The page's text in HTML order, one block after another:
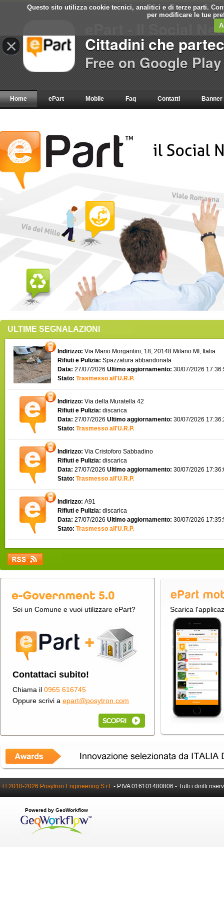
Questo sito utilizza cookie tecnici, analitici e di terze parti.
per modificare le tue
Home ePart Mobile Faq Contatti Banner
ULTIME SEGNALAZIONI
Indirizzo: Via Mario Morgantini, 18, 20148 Milano MI, Italia
Rifiuti e Pulizia: Spazzatura abbandonata
Data: 27/07/2026 Ultimo aggiornamento: 30/07/2026
Stato: Trasmesso all'U.R.P.
Indirizzo: Via della Muratella 42
Rifiuti e Pulizia: discarica
Data: 27/07/2026 Ultimo aggiornamento: 30/07/2026
Stato: Trasmesso all'U.R.P.
Indirizzo: Via Cristoforo Sabbadino
Rifiuti e Pulizia: discarica
Data: 27/07/2026 Ultimo aggiornamento: 30/07/2026
Stato: Trasmesso all'U.R.P.
Indirizzo: A91
Rifiuti e Pulizia: discarica
Data: 27/07/2026 Ultimo aggiornamento: 30/07/2026
Stato: Trasmesso all'U.R.P.
Sei un Comune e vuoi utilizzare ePart?
Contattaci subito!
Chiama il 0965 616745
Oppure scrivi a epart@posytron.com
Scarica
© 2010-2026 Posytron Engineering S.r.l. - P.IVA 016101480806 - Tutti i diritti
Powered by GeoWorkflow
×
ePart - Il Social
Cittadini che
Free on Google Play